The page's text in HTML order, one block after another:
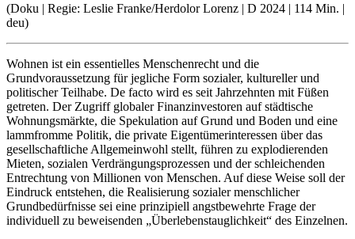
(Doku | Regie: Leslie Franke/Herdolor Lorenz | D 2024 | 114 Min. |
deu)
Wohnen ist ein essentielles Menschenrecht und die
Grundvoraussetzung für jegliche Form sozialer, kultureller und
politischer Teilhabe. De facto wird es seit Jahrzehnten mit Füßen
getreten. Der Zugriff globaler Finanzinvestoren auf städtische
Wohnungsmärkte, die Spekulation auf Grund und Boden und eine
lammfromme Politik, die private Eigentümerinteressen über das
gesellschaftliche Allgemeinwohl stellt, führen zu explodierenden
Mieten, sozialen Verdrängungsprozessen und der schleichenden
Entrechtung von Millionen von Menschen. Auf diese Weise soll der
Eindruck entstehen, die Realisierung sozialer menschlicher
Grundbedürfnisse sei eine prinzipiell angstbewehrte Frage der
individuell zu beweisenden „Überlebenstauglichkeit“ des Einzelnen.